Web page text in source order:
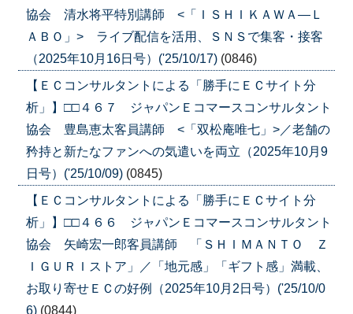
協会 清水将平特別講師 <「ＩＳＨＩＫＡＷＡ―Ｌ
ＡＢＯ」> ライブ配信を活用、ＳＮＳで集客・接客
（2025年10月16日号）('25/10/17) (0846)
【ＥＣコンサルタントによる「勝手にＥＣサイト分
析」】□□４６７ ジャパンＥコマースコンサルタント
協会 豊島恵太客員講師 <「双松庵唯七」>／老舗の
矜持と新たなファンへの気遣いを両立（2025年10月9
日号）('25/10/09) (0845)
【ＥＣコンサルタントによる「勝手にＥＣサイト分
析」】□□４６６ ジャパンＥコマースコンサルタント
協会 矢崎宏一郎客員講師 「ＳＨＩＭＡＮＴＯ Ｚ
ＩＧＵＲＩストア」／「地元感」「ギフト感」満載、
お取り寄せＥＣの好例（2025年10月2日号）('25/10/0
6) (0844)